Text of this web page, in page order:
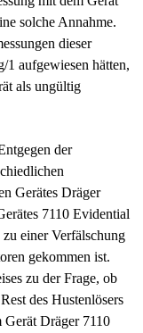
solche Annahme.
dieser
1 aufgewiesen hätten,
als ungültig
der
Gerätes Dräger
7110 Evidential
zu einer Verfälschung
gekommen ist.
zu der Frage, ob
des Hustenlösers
Gerät Dräger 7110